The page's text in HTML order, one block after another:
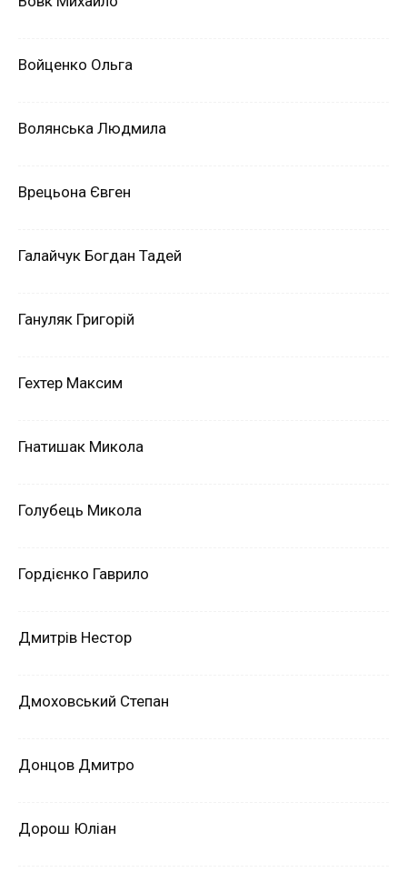
Войценко Ольга
Волянська Людмила
Врецьона Євген
Галайчук Богдан Тадей
Гануляк Григорій
Гехтер Максим
Гнатишак Микола
Голубець Микола
Гордієнко Гаврило
Дмитрів Нестор
Дмоховський Степан
Донцов Дмитро
Дорош Юліан